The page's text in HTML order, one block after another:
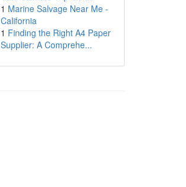
1 Marine Salvage Near Me -
California
1 Finding the Right A4 Paper
Supplier: A Comprehe...